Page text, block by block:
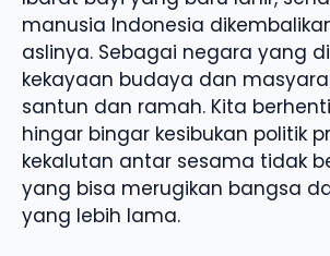
manusia Indonesia
aslinya. Sebagai negara yang
kekayaan budaya dan
santun dan ramah. Kita
hingar bingar kesibukan politik
kekalutan antar sesama tidak
yang bisa merugikan bangsa
yang lebih lama.